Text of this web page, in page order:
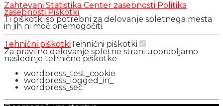
Zahtevani Statistika Center zasebnosti Politika
zasebnosti Piškotki
Ti piškotki so potrebni za delovanje spletnega mesta
in jih ni moč onemogočiti.
Tehnični piškotkiTehnični piškotki
Za pravilno delovanje spletne strani uporabljamo
naslednje tehnične piškotke
wordpress_test_cookie
wordpress_logged_in_
wordpress_sec